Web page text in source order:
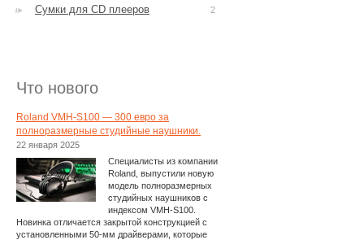
Сумки для CD плееров 2
Что нового
Roland VMH-S100 — 300 евро за
полноразмерные студийные наушники.
22 января 2025
Специалисты из компании
Roland, выпустили новую
модель полноразмерных
студийных наушников с
индексом VMH-S100.
Новинка отличается закрытой конструкцией с
установленными 50-мм драйверами, которые